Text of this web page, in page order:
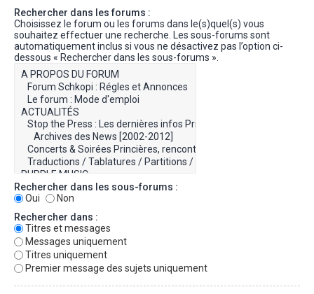
Rechercher dans les forums :
Choisissez le forum ou les forums dans le(s)quel(s) vous
souhaitez effectuer une recherche. Les sous-forums sont
automatiquement inclus si vous ne désactivez pas l’option ci-
dessous « Rechercher dans les sous-forums ».
Rechercher dans les sous-forums :
Oui
Non
Rechercher dans :
Titres et messages
Messages uniquement
Titres uniquement
Premier message des sujets uniquement